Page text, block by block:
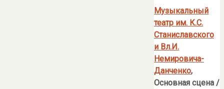
Музыкальный
театр им. К.С.
Станиславского
и Вл.И.
Немировича-
Данченко,
Основная сцена /